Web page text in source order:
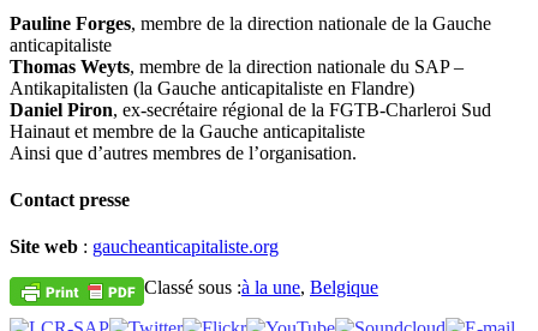
Pauline Forges, membre de la direction nationale de la Gauche
anticapitaliste
Thomas Weyts, membre de la direction nationale du SAP –
Antikapitalisten (la Gauche anticapitaliste en Flandre)
Daniel Piron, ex-secrétaire régional de la FGTB-Charleroi Sud
Hainaut et membre de la Gauche anticapitaliste
Ainsi que d’autres membres de l’organisation.
Contact presse
Site web : gaucheanticapitaliste.org
Classé sous :à la une, Belgique